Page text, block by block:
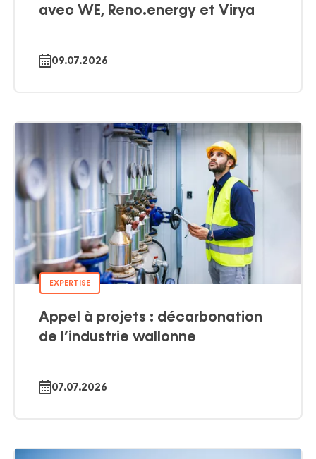
avec WE, Reno.energy et Virya
09.07.2026
EXPERTISE
Appel à projets : décarbonation
de l’industrie wallonne
07.07.2026